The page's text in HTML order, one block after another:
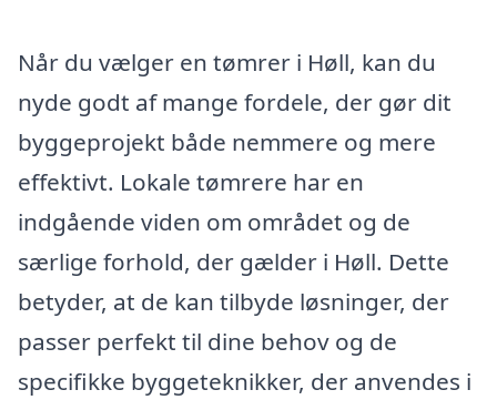
Når du vælger en tømrer i Høll, kan du
nyde godt af mange fordele, der gør dit
byggeprojekt både nemmere og mere
effektivt. Lokale tømrere har en
indgående viden om området og de
særlige forhold, der gælder i Høll. Dette
betyder, at de kan tilbyde løsninger, der
passer perfekt til dine behov og de
specifikke byggeteknikker, der anvendes i